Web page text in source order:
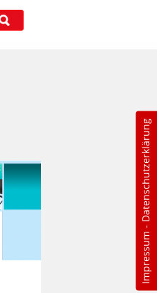
Impressum
-
Datenschutzerklärung